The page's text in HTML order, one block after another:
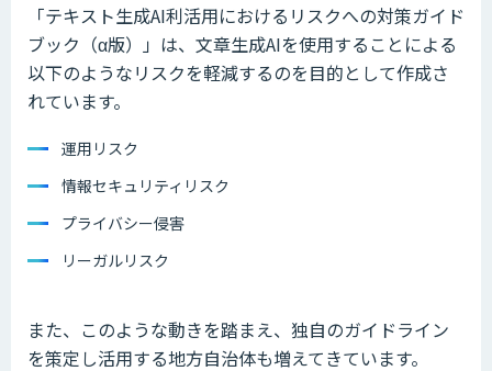
「テキスト生成AI利活用におけるリスクへの対策ガイド
ブック（α版）」は、文章生成AIを使用することによる
以下のようなリスクを軽減するのを目的として作成さ
れています。
運用リスク
情報セキュリティリスク
プライバシー侵害
リーガルリスク
また、このような動きを踏まえ、独自のガイドライン
を策定し活用する地方自治体も増えてきています。